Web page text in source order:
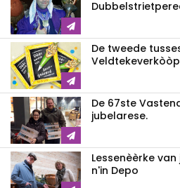
De tweede
De 67ste
jubelarese.
Lessenèèrke
n'in Depo